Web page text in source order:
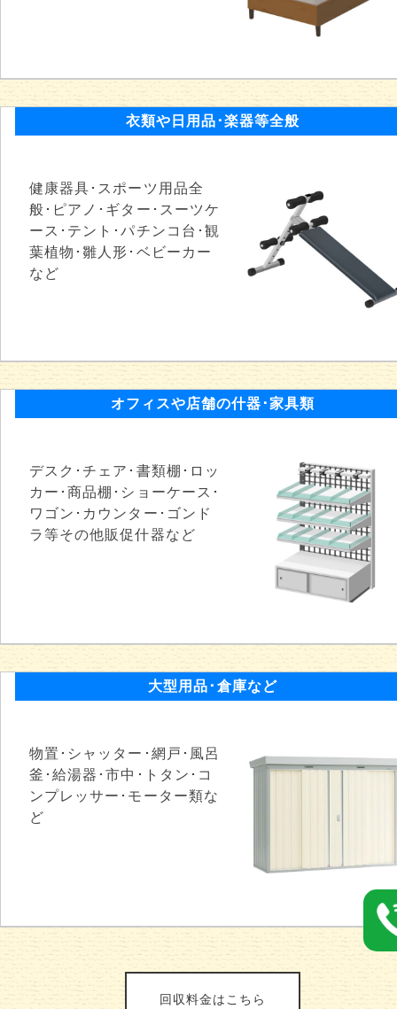
衣類や日用品･楽器等全般
健康器具･スポーツ用品全
般･ピアノ･ギター･スーツケ
ース･テント･パチンコ台･観
葉植物･雛人形･ベビーカー
など
オフィスや店舗の什器･家具類
デスク･チェア･書類棚･ロッ
カー･商品棚･ショーケース･
ワゴン･カウンター･ゴンド
ラ等その他販促什器など
大型用品･倉庫など
物置･シャッター･網戸･風呂
釜･給湯器･市中･トタン･コ
ンプレッサー･モーター類な
ど
回収料金はこちら